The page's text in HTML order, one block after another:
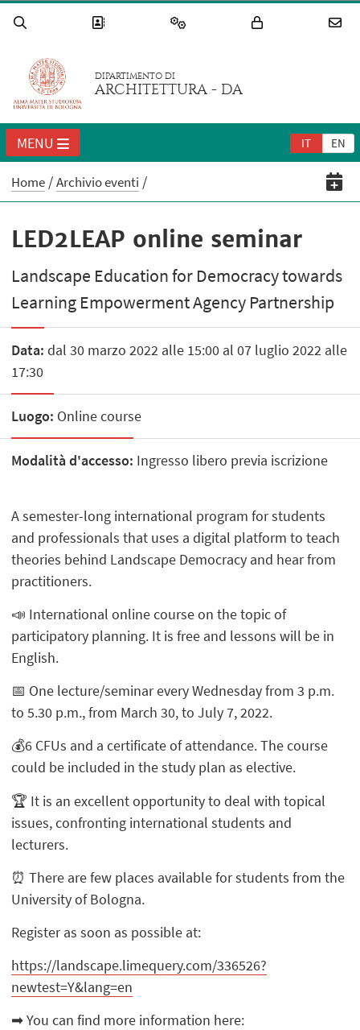
DIPARTIMENTO DI
ARCHITETTURA - DA
IT EN
MENU
Home Archivio eventi
LED2LEAP online seminar
Landscape Education for Democracy towards
Learning Empowerment Agency Partnership
Data: dal 30 marzo 2022 alle 15:00 al 07 luglio 2022 alle
17:30
Luogo: Online course
Modalità d'accesso: Ingresso libero previa iscrizione
A semester-long international program for students
and professionals that uses a digital platform to teach
theories behind Landscape Democracy and hear from
practitioners.
📣 International online course on the topic of
participatory planning. It is free and lessons will be in
English.
📅 One lecture/seminar every Wednesday from 3 p.m.
to 5.30 p.m., from March 30, to July 7, 2022.
💰6 CFUs and a certificate of attendance. The course
could be included in the study plan as elective.
🏆 It is an excellent opportunity to deal with topical
issues, confronting international students and
lecturers.
⏰ There are few places available for students from the
University of Bologna.
Register as soon as possible at:
https://landscape.limequery.com/336526?
newtest=Y&lang=en
➡ You can find more information here: